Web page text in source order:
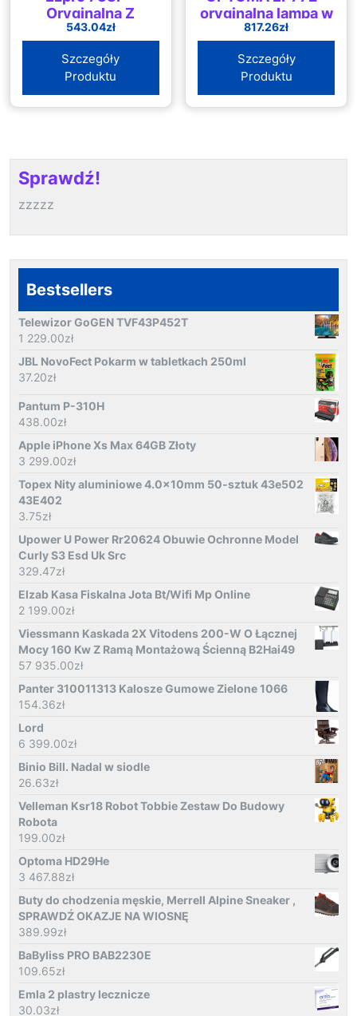
Oryginalna Z
Modułem
543.04zł
Szczegóły
Produktu
oryginalna lampa w
nieoryginalnym
817.26zł
Szczegóły
Produktu
Sprawdź!
zzzzz
Bestsellers
Telewizor GoGEN TVF43P452T
1 229.00zł
JBL NovoFect Pokarm w tabletkach 250ml
37.20zł
Pantum P-310H
438.00zł
Apple iPhone Xs Max 64GB Złoty
3 299.00zł
Topex Nity aluminiowe 4.0x10mm 50-sztuk 43e502
43E402
3.75zł
Upower U Power Rr20624 Obuwie Ochronne Model
Curly S3 Esd Uk Src
329.47zł
Elzab Kasa Fiskalna Jota Bt/Wifi Mp Online
2 199.00zł
Viessmann Kaskada 2X Vitodens 200-W O Łącznej
Mocy 160 Kw Z Ramą Montażową Ścienną B2Hai49
57 935.00zł
Panter 310011313 Kalosze Gumowe Zielone 1066
154.36zł
Lord
6 399.00zł
Binio Bill. Nadal w siodle
26.63zł
Velleman Ksr18 Robot Tobbie Zestaw Do Budowy
Robota
199.00zł
Optoma HD29He
3 467.88zł
Buty do chodzenia męskie, Merrell Alpine Sneaker ,
SPRAWDŹ OKAZJE NA WIOSNĘ
389.99zł
BaByliss PRO BAB2230E
109.65zł
Emla 2 plastry lecznicze
30.03zł